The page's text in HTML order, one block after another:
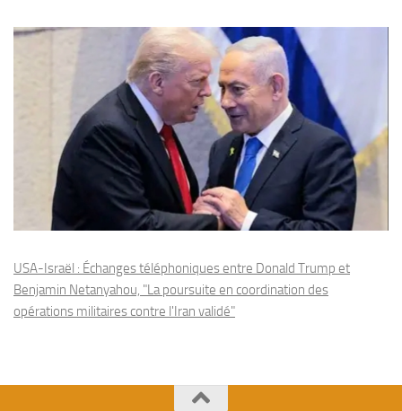
USA-Israël : Échanges téléphoniques entre Donald Trump et
Benjamin Netanyahou, "La poursuite en coordination des
opérations militaires contre l'Iran validé"